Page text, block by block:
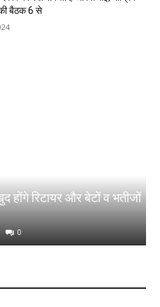
की बैठक 6 से
होंगे रिटायर और बेटों व भतीजों
0